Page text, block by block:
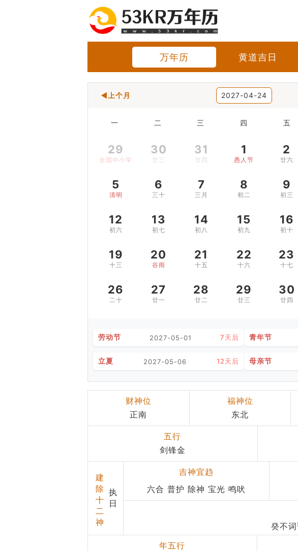
万年历 黄道吉日
◀上个月 2027-04-24
一 二 三 四 五
29
全国中小学生安全教育日
30
廿三
31
廿四
1
愚人节
2
廿六
5
清明
6
三十
7
三月
8
初二
9
初三
12
初六
13
初七
14
初八
15
初九
16
初十
19
十三
20
谷雨
21
十五
22
十六
23
十七
26
二十
27
廿一
28
廿二
29
廿三
30
廿四
劳动节 2027-05-01 7天后 青年节
立夏 2027-05-06 12天后 母亲节
财神位
正南
福神位
东北
五行
剑锋金
建
除
十
二
神
执
日
吉神宜趋
六合 普护 除神 宝光 鸣吠
年五行